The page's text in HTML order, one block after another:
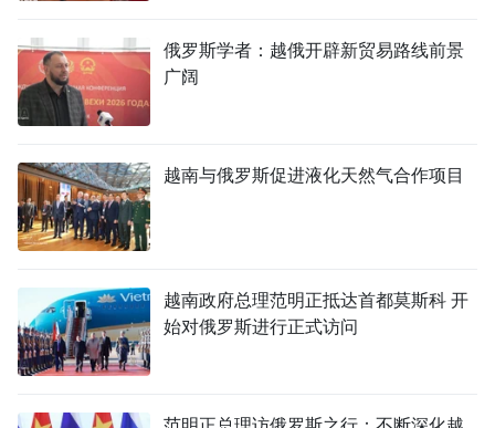
旅游
史海
图表新闻
俄罗斯学者：越俄开辟新贸易路线前景
广阔
越南与俄罗斯促进液化天然气合作项目
越南政府总理范明正抵达首都莫斯科 开
始对俄罗斯进行正式访问